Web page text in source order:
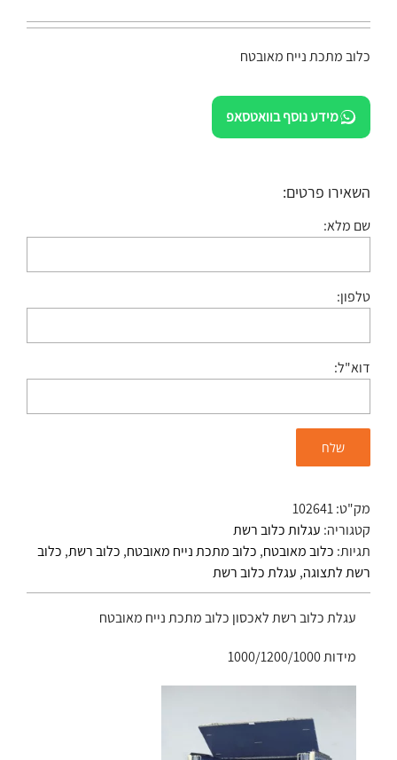
כלוב מתכת נייח מאובטח
מידע נוסף בוואטסאפ
השאירו פרטים:
שם מלא:
טלפון:
דוא"ל:
מק"ט:102641
קטגוריה: עגלות כלוב רשת
תגיות: כלוב מאובטח, כלוב מתכת נייח מאובטח, כלוב רשת, כלוב
רשת לתצוגה, עגלת כלוב רשת
עגלת כלוב רשת לאכסון כלוב מתכת נייח מאובטח
מידות 1000/1200/1000